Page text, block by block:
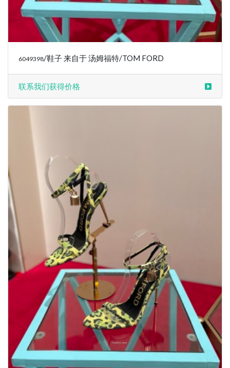
6049398/鞋子 来自于 汤姆福特/TOM FORD
联系我们获得价格